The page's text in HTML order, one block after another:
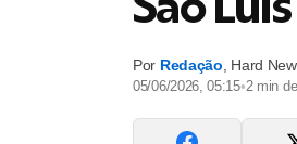
Por Redação Hard
05/06/2026, 05:15•2min